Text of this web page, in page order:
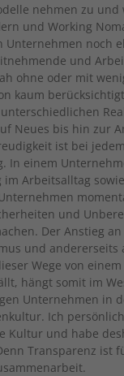
nehmen zu
und Working
Unternehmen noch
und
ohne oder mit
kaum
Neues bis hin zur
ist bei
In einem
im Arbeitsalltag
und
Der Anstieg
und
Wege von
hängt somit im
Unternehmen in
Ich
­Kultur und habe
Transparenz ist